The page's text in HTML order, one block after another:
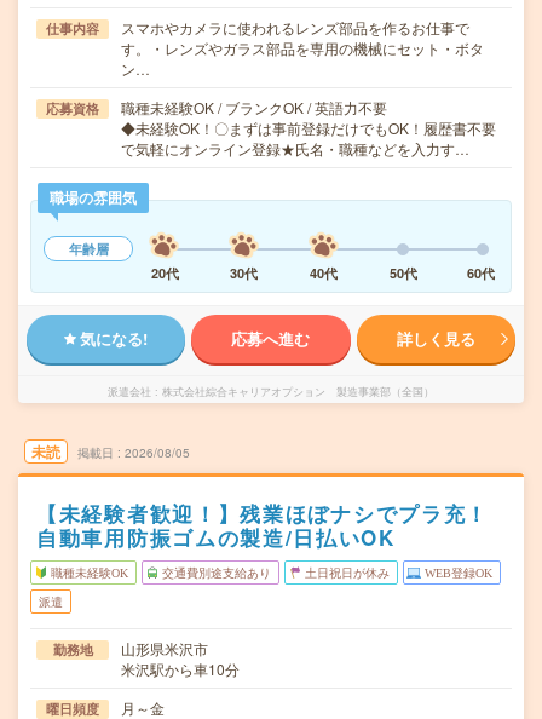
仕事内容
スマホやカメラに使われるレンズ部品を作るお仕事で
す。・レンズやガラス部品を専用の機械にセット・ボタ
ン…
応募資格
職種未経験OK / ブランクOK / 英語力不要
◆未経験OK！〇まずは事前登録だけでもOK！履歴書不要
で気軽にオンライン登録★氏名・職種などを入力す…
職場の雰囲気
年齢層
20代
30代 40代 50代 60代
気になる! 応募へ進む 詳しく見る
派遣会社 株式会社綜合キャリアオプション 製造事業部（全国）
未読 掲載日 2026/08/05
【未経験者歓迎！】残業ほぼナシでプラ充！
自動車用防振ゴムの製造/日払いOK
職種未経験OK 交通費別途支給あり 土日祝日が休み WEB登録OK
派遣
勤務地
山形県米沢市
米沢駅から車10分
曜日頻度 月～金